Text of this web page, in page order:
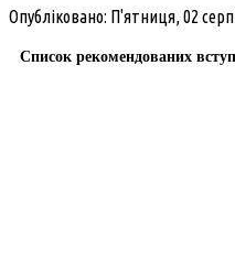
Опубліковано: П'ятниця, 02
Список рекомендованих